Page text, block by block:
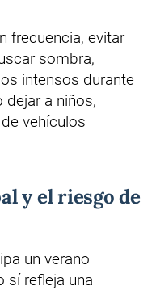
frecuencia, evitar
sombra,
intensos durante
dejar a niños,
vehículos
y el riesgo de
un verano
sí refleja una